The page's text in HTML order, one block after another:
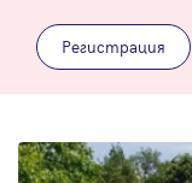
Регистрация